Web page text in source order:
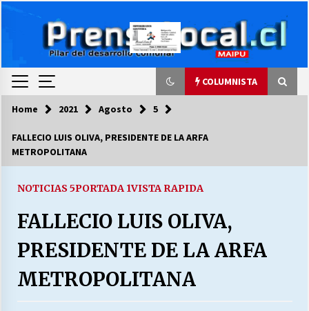
COLUMNISTA
COLUMNISTA
03/08/2026
LA DC POR SIEMPRE.RECORDANDO 69 AÑOS DE
28/07/2026
“ORGULLOSOS DE SER DC” SALUDA EL
Home 2021 Agosto 5
FALLECIO LUIS OLIVA, PRESIDENTE DE LA ARFA
METROPOLITANA
NOTICIAS 5PORTADA 1VISTA RAPIDA
FALLECIO LUIS OLIVA,
PRESIDENTE DE LA ARFA
METROPOLITANA